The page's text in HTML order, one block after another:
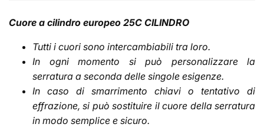
Cuore a cilindro europeo 25C CILINDRO
Tutti i cuori sono intercambiabili tra loro.
In ogni momento si può personalizzare la
serratura a seconda delle singole esigenze.
In caso di smarrimento chiavi o tentativo di
effrazione, si può sostituire il cuore della serratura
in modo semplice e sicuro.